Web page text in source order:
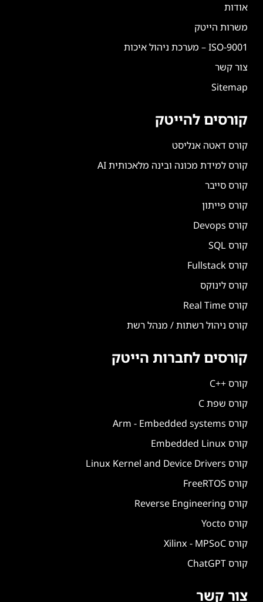
אודות
משרות הייטק
ISO-9001 – מערכת ניהול איכות
צור קשר
Sitemap
קורסים להייטק
קורס דאטה אנליסט
קורס למידת מכונה ובינה מלאכותית AI
קורס סייבר
קורס פייתון
קורס Devops
קורס SQL
קורס Fullstack
קורס לינוקס
קורס Real Time
קורס ניהול רשתות / מנהל רשת
קורסים לחברות הייטק
קורס ++C
קורס שפת C
קורס Arm - Embedded systems
קורס Embedded Linux
קורס Linux Kernel and Device Drivers
קורס FreeRTOS
קורס Reverse Engineering
קורס Yocto
קורס Xilinx - MPSoC
קורס ChatGPT
צור קשר